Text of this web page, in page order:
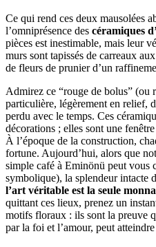
Ce qui rend ces deux mausolées
l’omniprésence des céramiques
pièces est inestimable, mais leur
murs sont tapissés de carreaux
de fleurs de prunier d’un
Admirez ce “rouge de bolus” (ou
particulière, légèrement en relief,
perdu avec le temps. Ces
décorations ; elles sont une
À l’époque de la construction,
fortune. Aujourd’hui, alors que
simple café à Eminönü peut vous
symbolique), la splendeur intacte
l’art véritable est la seule
quittant ces lieux, prenez un
motifs floraux : ils sont la preuve
par la foi et l’amour, peut atteindre